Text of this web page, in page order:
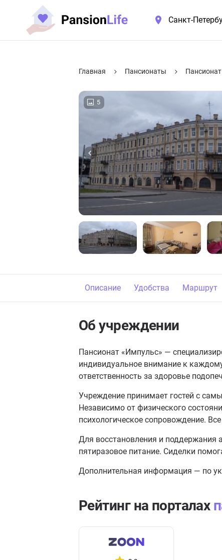
Санкт-
Главная Пансионаты
5
Описание Удобства Маршрут
Об учреждении
Пансионат «Импульс» —
индивидуальное внимание к
ответственность за здоровье
Учреждение принимает гостей с
Независимо от физического
психологическое сопровождение.
Для восстановления и поддержания
пятиразовое питание. Сиделки
Дополнительная информация — по
Рейтинг на порталах